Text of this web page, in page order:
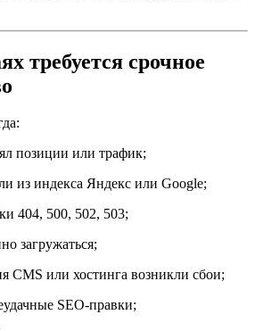
требуется срочное
позиции или трафик;
из индекса Яндекс или Google;
404, 500, 502, 503;
загружаться;
CMS или хостинга возникли сбои;
SEO-правки;